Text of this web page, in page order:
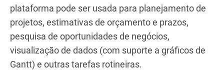
plataforma pode ser usada para planejamento de
projetos, estimativas de orçamento e prazos,
pesquisa de oportunidades de negócios,
visualização de dados (com suporte a gráficos de
Gantt) e outras tarefas rotineiras.